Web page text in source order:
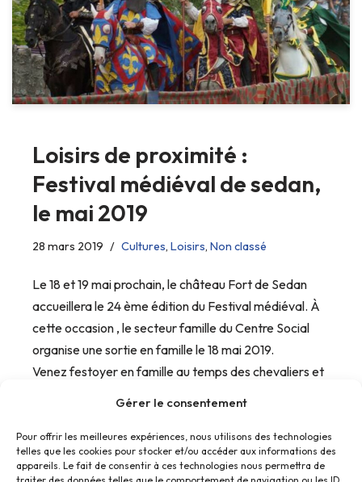
Gérer le consentement
Pour offrir les meilleures expériences, nous utilisons des technologies
telles que les cookies pour stocker et/ou accéder aux informations des
appareils. Le fait de consentir à ces technologies nous permettra de
Loisirs de proximité :
Festival médiéval de sedan,
le mai 2019
28 mars 2019 Cultures, Loisirs, Non classé
Le 18 et 19 mai prochain, le château Fort de Sedan
accueillera le 24 ème édition du Festival médiéval. À
cette occasion , le secteur famille du Centre Social
organise une sortie en famille le 18 mai 2019.
Venez festoyer en famille au temps des chevaliers et